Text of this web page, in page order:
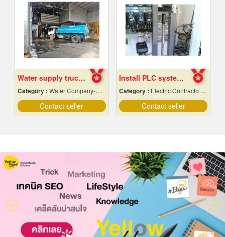
Water supply trucks near me
Category : Water Company-Bulk
Contact seller
Install PLC system Rayong
Category : Electric Contractors-Industrial & Residential
Contact seller